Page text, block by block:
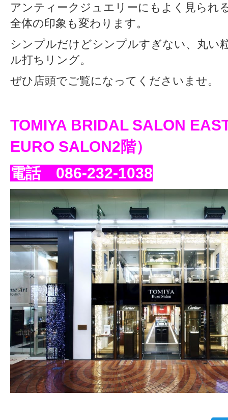
アンティークジュエリーにもよく見られ
全体の印象も変わります。
シンプルだけどシンプルすぎない、丸い
ル打ちリング。
ぜひ店頭でご覧になってくださいませ。
TOMIYA BRIDAL SALON
EURO SALON2階）
電話 086-232-1038